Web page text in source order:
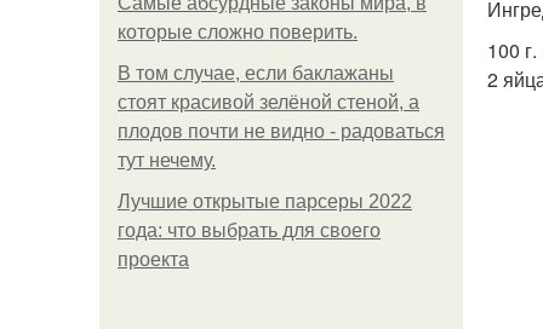
которые сложно поверить.
В том случае, если баклажаны
стоят красивой зелёной стеной, а
плодов почти не видно - радоваться
тут нечему.
Лучшие открытые парсеры 2022
года: что выбрать для своего
проекта
100
2